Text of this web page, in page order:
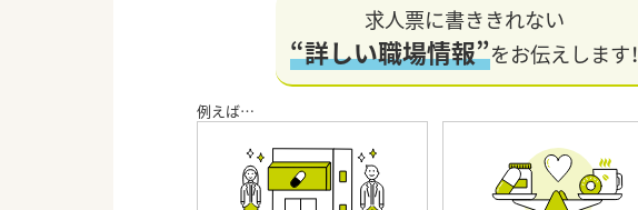
求人票に書ききれない
“詳しい職場情報”をお伝えします！